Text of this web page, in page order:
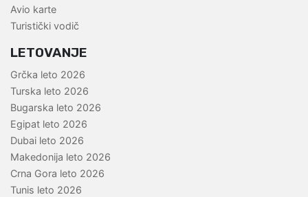
Avio karte
Turistički vodič
LETOVANJE
Grčka leto 2026
Turska leto 2026
Bugarska leto 2026
Egipat leto 2026
Dubai leto 2026
Makedonija leto 2026
Crna Gora leto 2026
Tunis leto 2026